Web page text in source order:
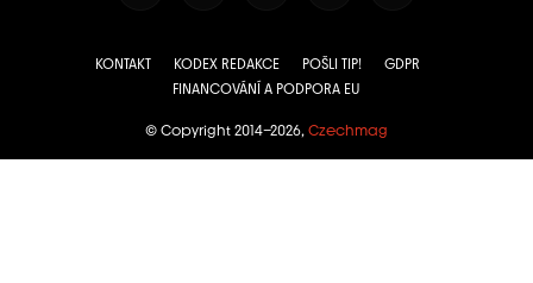
KONTAKT KODEX REDAKCE POŠLI TIP!
GDPR
FINANCOVÁNÍ A PODPORA EU
© Copyright 2014–2026, Czechmag